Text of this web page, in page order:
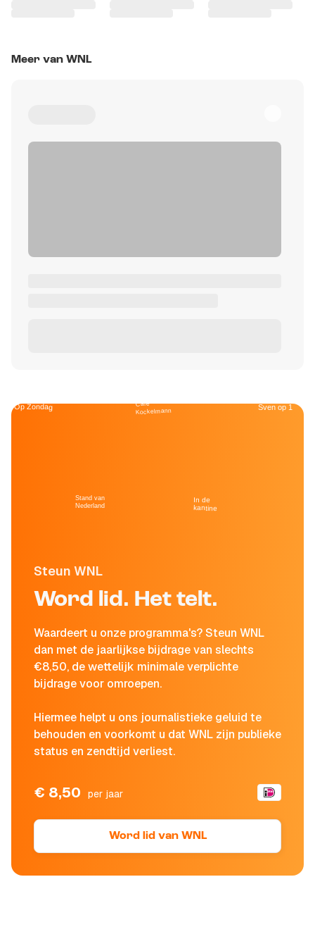
Meer van WNL
Steun WNL
Word lid. Het telt.
Waardeert u onze programma's? Steun WNL
dan met de jaarlijkse bijdrage van slechts
€8,50, de wettelijk minimale verplichte
bijdrage voor omroepen.
Hiermee helpt u ons journalistieke geluid te
behouden en voorkomt u dat WNL zijn publieke
status en zendtijd verliest.
€ 8,50 per jaar
Word lid van WNL
Op Zondag
Stand van
Nederland
Café
Kockelmann
In de
kantine
Sven op 1